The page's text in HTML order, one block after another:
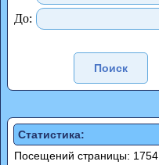
До:
Статистика:
Посещений страницы: 1754